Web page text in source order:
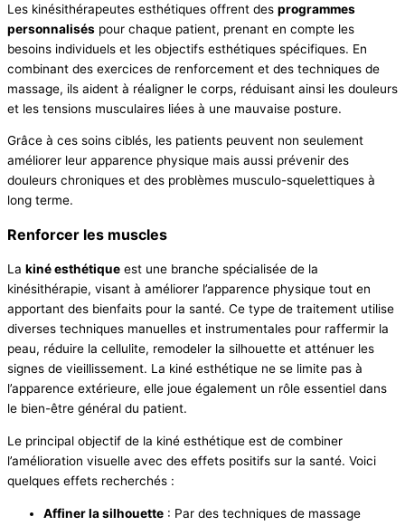
Les kinésithérapeutes esthétiques offrent des programmes
personnalisés pour chaque patient, prenant en compte les
besoins individuels et les objectifs esthétiques spécifiques. En
combinant des exercices de renforcement et des techniques de
massage, ils aident à réaligner le corps, réduisant ainsi les douleurs
et les tensions musculaires liées à une mauvaise posture.
Grâce à ces soins ciblés, les patients peuvent non seulement
améliorer leur apparence physique mais aussi prévenir des
douleurs chroniques et des problèmes musculo-squelettiques à
long terme.
Renforcer les muscles
La kiné esthétique est une branche spécialisée de la
kinésithérapie, visant à améliorer l’apparence physique tout en
apportant des bienfaits pour la santé. Ce type de traitement utilise
diverses techniques manuelles et instrumentales pour raffermir la
peau, réduire la cellulite, remodeler la silhouette et atténuer les
signes de vieillissement. La kiné esthétique ne se limite pas à
l’apparence extérieure, elle joue également un rôle essentiel dans
le bien-être général du patient.
Le principal objectif de la kiné esthétique est de combiner
l’amélioration visuelle avec des effets positifs sur la santé. Voici
quelques effets recherchés :
Affiner la silhouette : Par des techniques de massage